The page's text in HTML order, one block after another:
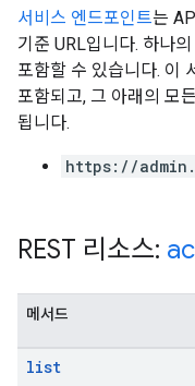
서비스 엔드포인트는
기준 URL입니다. 하나
포함할 수 있습니다. 이
포함되고, 그 아래의 모
됩니다.
https://
REST 리소스:
메서드
list